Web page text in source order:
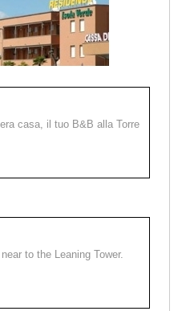
casa, il tuo B&B alla Torre
to the Leaning Tower.